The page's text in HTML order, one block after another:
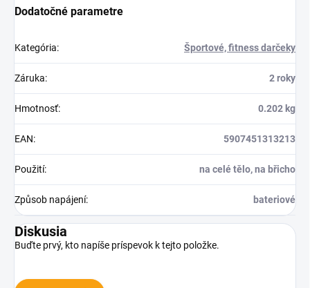
Dodatočné parametre
Kategória: Športové, fitness darčeky
Záruka: 2 roky
Hmotnosť: 0.202 kg
EAN: 5907451313213
Použití: na celé tělo, na břicho
Způsob napájení: bateriové
Diskusia
Buďte prvý, kto napíše príspevok k tejto položke.